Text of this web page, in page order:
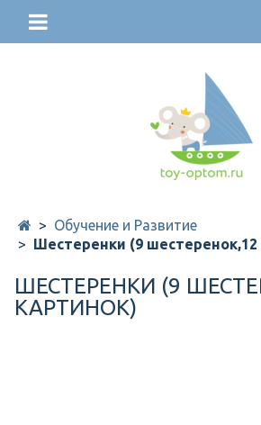
Обучение и Развитие
Шестеренки (9 шестеренок,12
ШЕСТЕРЕНКИ (9
КАРТИНОК)